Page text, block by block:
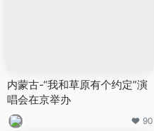
内蒙古-“我和草原有个约定”演
唱会在京举办
90